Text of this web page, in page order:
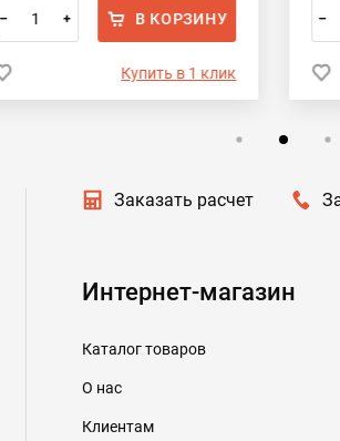
– + В КОРЗИНУ
Купить в 1 клик
–
Заказать расчет
Интернет-магазин
Каталог товаров
О нас
Клиентам